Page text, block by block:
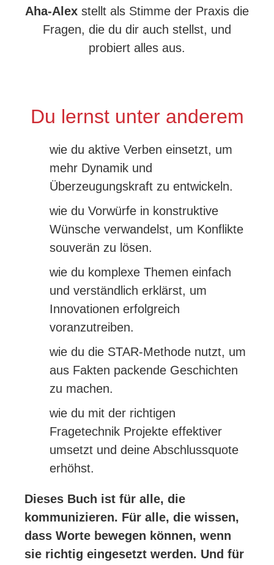
Aha-Alex stellt als Stimme der Praxis die
Fragen, die du dir auch stellst, und
probiert alles aus.
Du lernst unter anderem​
wie du aktive Verben einsetzt, um
mehr Dynamik und
Überzeugungskraft zu entwickeln.
wie du Vorwürfe in konstruktive
Wünsche verwandelst, um Konflikte
souverän zu lösen.
wie du komplexe Themen einfach
und verständlich erklärst, um
Innovationen erfolgreich
voranzutreiben.
wie du die STAR-Methode nutzt, um
aus Fakten packende Geschichten
zu machen.
wie du mit der richtigen
Fragetechnik Projekte effektiver
umsetzt und deine Abschlussquote
erhöhst.
Dieses Buch ist für alle, die
kommunizieren. Für alle, die wissen,
dass Worte bewegen können, wenn
sie richtig eingesetzt werden. Und für